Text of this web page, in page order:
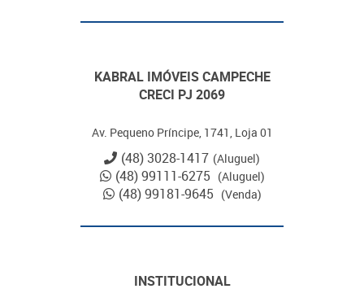
KABRAL IMÓVEIS CAMPECHE
CRECI PJ 2069
Av. Pequeno Príncipe, 1741, Loja 01
(48) 3028-1417 (Aluguel)
(48) 99111-6275 (Aluguel)
(48) 99181-9645 (Venda)
INSTITUCIONAL